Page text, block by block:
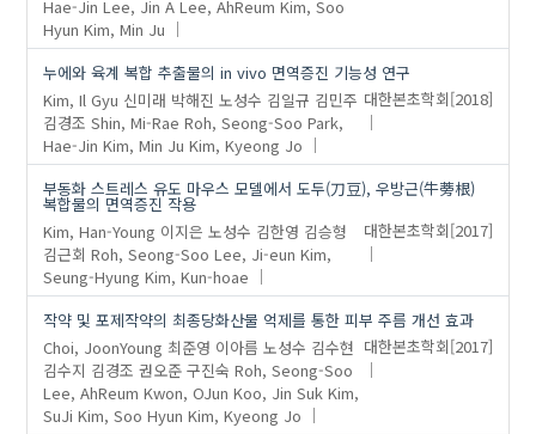
Hae-Jin Lee, Jin A Lee, AhReum Kim, Soo
Hyun Kim, Min Ju
누에와 육계 복합 추출물의 in vivo 면역증진 기능성 연구
Kim, Il Gyu 신미래 박해진 노성수 김일규 김민주
김경조 Shin, Mi-Rae Roh, Seong-Soo Park,
Hae-Jin Kim, Min Ju Kim, Kyeong Jo
대한본초학회[2018]
부동화 스트레스 유도 마우스 모델에서 도두(刀豆), 우방근(牛蒡根)
복합물의 면역증진 작용
Kim, Han-Young 이지은 노성수 김한영 김승형
김근회 Roh, Seong-Soo Lee, Ji-eun Kim,
Seung-Hyung Kim, Kun-hoae
대한본초학회[2017]
작약 및 포제작약의 최종당화산물 억제를 통한 피부 주름 개선 효과
Choi, JoonYoung 최준영 이아름 노성수 김수현
김수지 김경조 권오준 구진숙 Roh, Seong-Soo
Lee, AhReum Kwon, OJun Koo, Jin Suk Kim,
SuJi Kim, Soo Hyun Kim, Kyeong Jo
대한본초학회[2017]